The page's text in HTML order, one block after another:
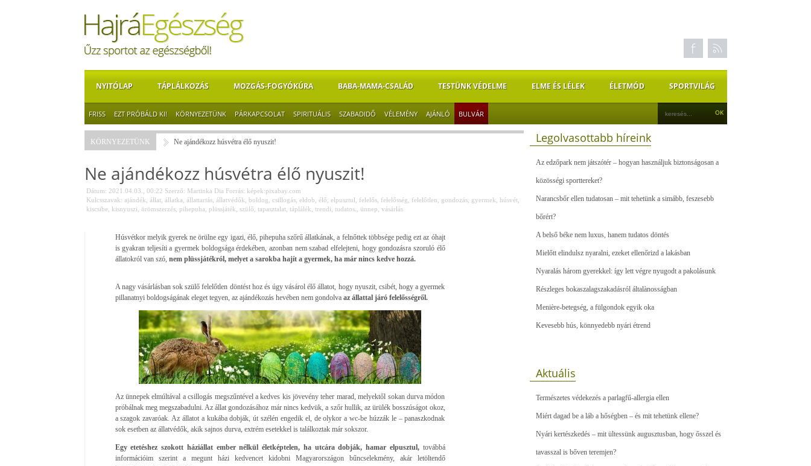
NYITÓLAP TÁPLÁLKOZÁS MOZGÁS-FOGYÓKÚRA BABA-MAMA-CSALÁD TESTÜNK VÉDELME ELME ÉS LÉLEK ÉLETMÓD SPORTVILÁG
FRISS EZT PRÓBÁLD KI! KÖRNYEZETÜNK PÁRKAPCSOLAT SPIRITUÁLIS SZABADIDŐ VÉLEMÉNY AJÁNLÓ BULVÁR
KÖRNYEZETÜNK Ne ajándékozz húsvétra élő nyuszit!
Ne ajándékozz húsvétra élő nyuszit!
Dátum: 2021.04.03., 00:22 Szerző: Martinka Dia Forrás: képek:pixabay.com
Kulcsszavak: ajándék állat, állatka állattartás, állatvédők boldog csillogás, eldob élő elpusztul felelős, felelősség felelőtlen gondozás, gyermek húsvét,
kiscsibe, kisnyuszi örömszerzés, pihepuha plüssjáték szülő tapasztalat, táplálék trendi tudatos. ünnep vásárlás
Húsvétkor melyik gyerek ne örülne egy igazi, élő, pihepuha szőrű állatkának, a felnőttek többsége pedig ezt az óhajt
is gyakran teljesíti a gyermek boldogsága érdekében, azonban nem szabad elfelejteni, hogy gondozásra szoruló élő
állatokról van szó, nem plüssjátékról, melyet a sarokba hajít a gyermek, ha már nincs kedve hozzá.
A nagy vásárlásban sok szülő felelőtlen döntést hoz és úgy vásárol élő állatot, hogy nyuszit, csibét, hogy a gyermek
pillanatnyi boldogságának eleget tegyen, az ajándékozás hevében nem gondolva az állattal járó felelősségről.
Az ünnepek elmúltával a csillogás megszűntével a kedves kis jövevény teher marad, melyektől sokan durva módon
próbálnak meg megszabadulni. Az állat gondozásához már nincs kedvük, a szőr hullik, az ürülék bosszúságot okoz,
a szagok zavaróak. Az állatot a kukába dobják, út szélén engedik el, de olykor a wc-be húzzák le – panaszkodnak
sok esetben az állatvédők, akik sajnos durva, extrém esetekkel is találkoztak már sokszor.
Egy etetéshez szokott háziállat ember nélkül életképtelen, ha utcára dobják, hamar elpusztul,továbbá
információim szerint a megunt házi kedvencet kidobni Magyarországon bűncselekmény, akár letöltendő
Legolvasottabb híreink
Az edzőpark nem játszótér – hogyan használjuk biztonságosan a
közösségi sporttereket?
Narancsbőr ellen tudatosan – mit tehetünk a simább, feszesebb
bőrért?
A belső béke nem luxus, hanem tudatos döntés
Mielőtt elindulsz nyaralni, ezeket ellenőrizd a lakásban
Nyaralás három gyerekkel: így lett végre nyugodt a pakolásunk
Részleges bokaszalagszakadásról általànosságban
Menière-betegség, a fülgondok egyik oka
Kevesebb hús, könnyedebb nyári étrend
Aktuális
Természetes védekezés a parlagfű-allergia ellen
Miért dagad be a láb a hőségben – és mit tehetünk ellene?
Nyári kertészkedés – mit ültessünk augusztusban, hogy ősszel és
tavasszal is bőven teremjen?